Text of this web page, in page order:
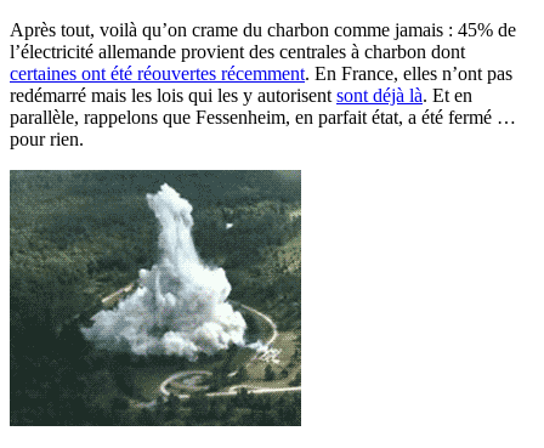
Après tout, voilà qu’on crame du charbon comme jamais : 45% de
l’électricité allemande provient des centrales à charbon dont
certaines ont été réouvertes récemment. En France, elles n’ont pas
redémarré mais les lois qui les y autorisent sont déjà là. Et en
parallèle, rappelons que Fessenheim, en parfait état, a été fermé …
pour rien.